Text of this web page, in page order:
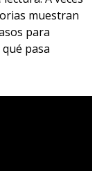
muestran
para
pasa